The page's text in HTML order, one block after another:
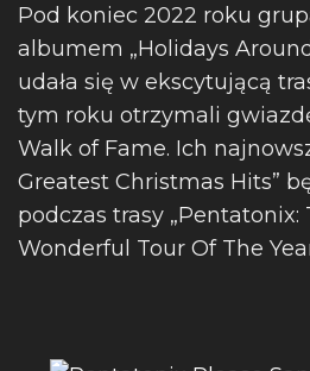
Pod koniec 2022 roku
albumem „Holidays
udała się w ekscytującą
tym roku otrzymali
Walk of Fame. Ich
Greatest Christmas Hits”
podczas trasy „Pentatonix:
Wonderful Tour Of The